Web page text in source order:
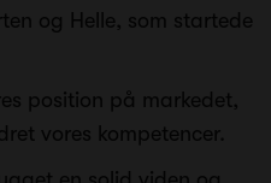
og Helle, som startede
position på markedet,
vores kompetencer.